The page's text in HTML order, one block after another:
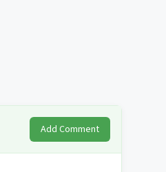
Add Comment